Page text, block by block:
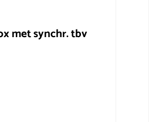
met synchr. tbv